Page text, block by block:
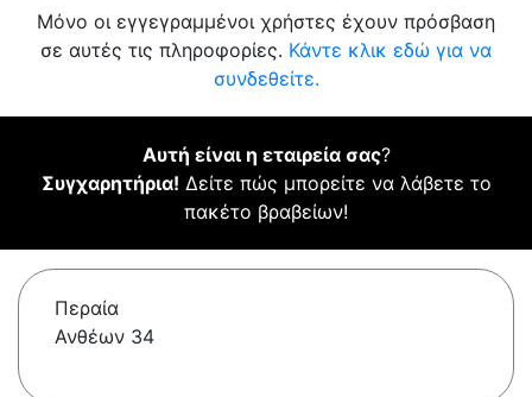
Μόνο οι εγγεγραμμένοι χρήστες έχουν πρόσβαση
σε αυτές τις πληροφορίες. Κάντε κλικ εδώ για να
συνδεθείτε.
Αυτή είναι η εταιρεία σας?
Συγχαρητήρια! Δείτε πώς μπορείτε να λάβετε το
πακέτο βραβείων!
Περαία
Ανθέων 34